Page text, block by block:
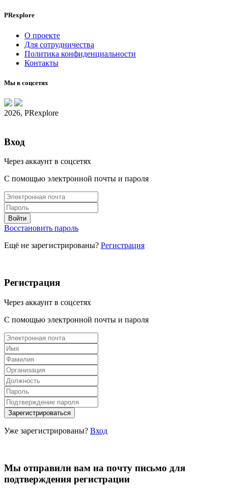
PRexplore
О проекте
Для сотрудничества
Политика конфиденциальности
Контакты
Мы в соцсетях
2026, PRexplore
Вход
Через аккаунт в соцсетях
С помощью электронной почты и пароля
Восстановить пароль
Ещё не зарегистрированы? Регистрация
Регистрация
Через аккаунт в соцсетях
С помощью электронной почты и пароля
Уже зарегистрированы? Вход
Мы отправили вам на почту письмо для
подтверждения регистрации